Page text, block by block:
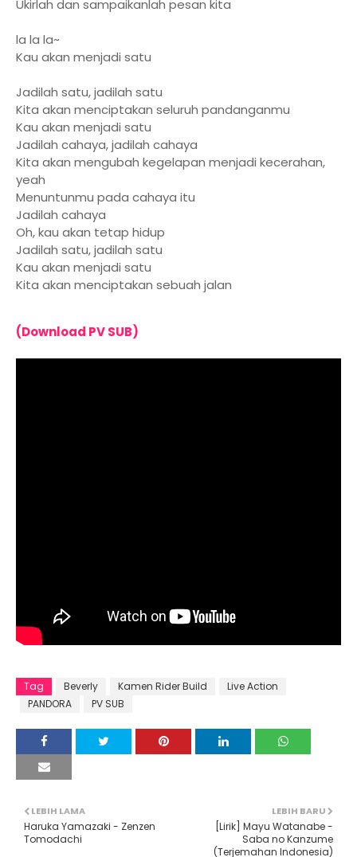
Ukirlah dan sampaikanlah pesan kita
la la la~
Kau akan menjadi satu
Jadilah satu, jadilah satu
Kita akan menciptakan seluruh pandanganmu
Kau akan menjadi satu
Jadilah cahaya, jadilah cahaya
Kita akan mengubah kegelapan menjadi kecerahan,
yeah
Menuntunmu pada cahaya itu
Jadilah cahaya
Oh, kau akan tetap hidup
Jadilah satu, jadilah satu
Kau akan menjadi satu
Kita akan menciptakan sebuah jalan
(Download PV SUB)
Tag Beverly Kamen Rider Build
Live Action
PANDORA
PV SUB
LEBIH BARU
[Lirik] Mayu Watanabe -
Saba no Kanzume
(Terjemahan Indonesia)
LEBIH LAMA
Haruka Yamazaki - Zenzen
Tomodachi